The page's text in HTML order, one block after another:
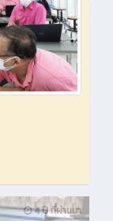
4 ปี ที่ผ่านมา